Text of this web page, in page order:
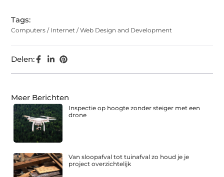
Tags:
Computers / Internet / Web Design and Development
Delen:
Meer Berichten
Inspectie op hoogte zonder steiger met een
drone
Van sloopafval tot tuinafval zo houd je je
project overzichtelijk